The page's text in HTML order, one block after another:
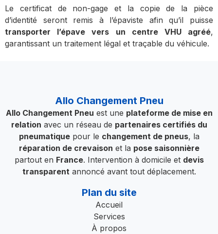
Le certificat de non-gage et la copie de la pièce
d’identité seront remis à l’épaviste afin qu’il puisse
transporter l’épave vers un centre VHU agréé,
garantissant un traitement légal et traçable du véhicule.
Allo Changement Pneu
Allo Changement Pneu est une plateforme de mise en
relation avec un réseau de partenaires certifiés du
pneumatiquepour le changement de pneus, la
réparation de crevaison et la pose saisonnière
partout en France. Intervention à domicile et devis
transparentannoncé avant tout déplacement.
Plan du site
Accueil
Services
À propos